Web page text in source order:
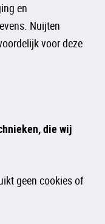
en
Nuijten
voor deze
die wij
geen cookies of